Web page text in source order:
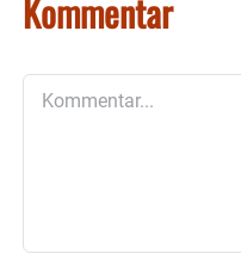
Kommentar